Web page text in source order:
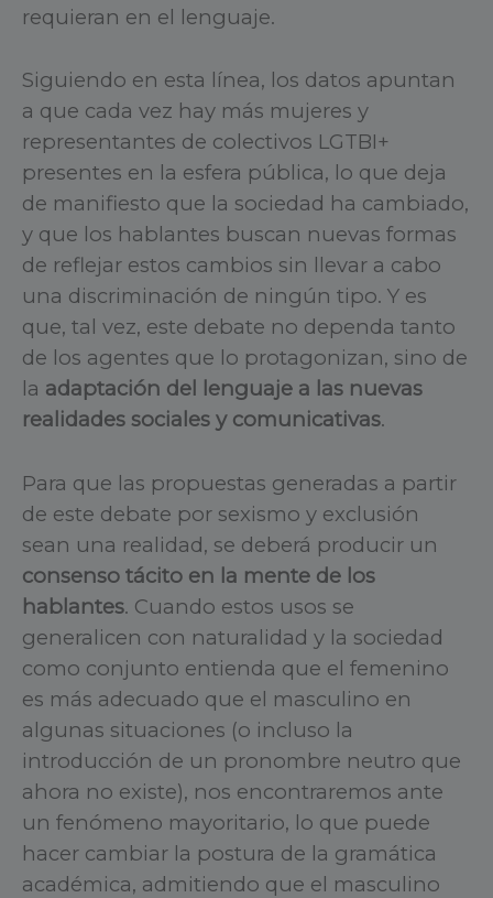
requieran en el lenguaje.
Siguiendo en esta línea, los datos apuntan
a que cada vez hay más mujeres y
representantes de colectivos LGTBI+
presentes en la esfera pública, lo que deja
de manifiesto que la sociedad ha cambiado,
y que los hablantes buscan nuevas formas
de reflejar estos cambios sin llevar a cabo
una discriminación de ningún tipo. Y es
que, tal vez, este debate no dependa tanto
de los agentes que lo protagonizan, sino de
la adaptación del lenguaje a las nuevas
realidades sociales y comunicativas.
Para que las propuestas generadas a partir
de este debate por sexismo y exclusión
sean una realidad, se deberá producir un
consenso tácito en la mente de los
hablantes. Cuando estos usos se
generalicen con naturalidad y la sociedad
como conjunto entienda que el femenino
es más adecuado que el masculino en
algunas situaciones (o incluso la
introducción de un pronombre neutro que
ahora no existe), nos encontraremos ante
un fenómeno mayoritario, lo que puede
hacer cambiar la postura de la gramática
académica, admitiendo que el masculino